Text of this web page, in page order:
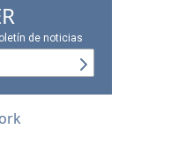
de noticias